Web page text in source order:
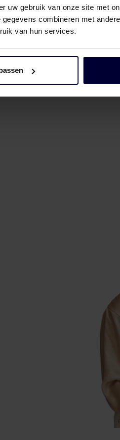
uw gebruik van onze site met
combineren met
van hun services.